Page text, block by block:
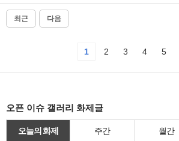
최근 다음
1 2 3 4 5
오픈 이슈 갤러리 화제글
오늘의 화제 주간 월간